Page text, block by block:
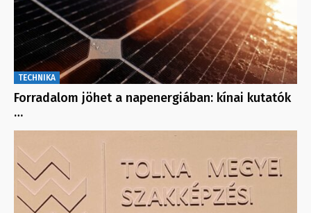
TECHNIKA
Forradalom jöhet a napenergiában: kínai kutatók
…